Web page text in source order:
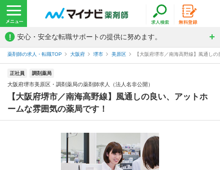
! 安心・安全な転職サポートの提供に努めます。
薬剤師の求人・転職TOP 大阪府 堺市 美原区 【大阪府堺市／南海高野線】風通し
正社員 調剤薬局
大阪府堺市美原区・調剤薬局の薬剤師求人（法人名非公開）
【大阪府堺市／南海高野線】風通しの良い、アットホ
ームな雰囲気の薬局です！